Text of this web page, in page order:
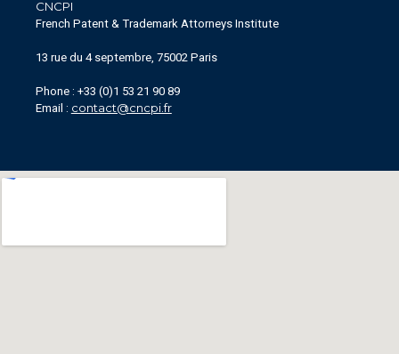
CNCPI
French Patent & Trademark Attorneys Institute
13 rue du 4 septembre, 75002 Paris
Phone : +33 (0)1 53 21 90 89
Email : contact@cncpi.fr